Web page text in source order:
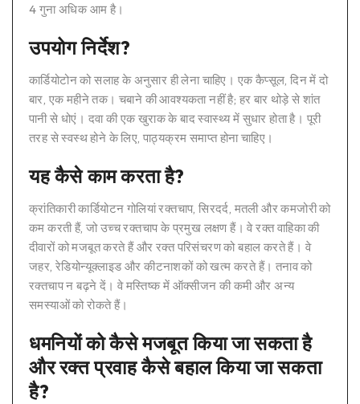
4 गुना अधिक आम है।
उपयोग निर्देश?
कार्डियोटोन को सलाह के अनुसार ही लेना चाहिए। एक कैप्सूल, दिन में दो
बार, एक महीने तक। चबाने की आवश्यकता नहीं है; हर बार थोड़े से शांत
पानी से धोएं। दवा की एक खुराक के बाद स्वास्थ्य में सुधार होता है। पूरी
तरह से स्वस्थ होने के लिए, पाठ्यक्रम समाप्त होना चाहिए।
यह कैसे काम करता है?
क्रांतिकारी कार्डियोटन गोलियां रक्तचाप, सिरदर्द, मतली और कमजोरी को
कम करती हैं, जो उच्च रक्तचाप के प्रमुख लक्षण हैं। वे रक्त वाहिका की
दीवारों को मजबूत करते हैं और रक्त परिसंचरण को बहाल करते हैं। वे
जहर, रेडियोन्यूक्लाइड और कीटनाशकों को खत्म करते हैं। तनाव को
रक्तचाप न बढ़ने दें। वे मस्तिष्क में ऑक्सीजन की कमी और अन्य
समस्याओं को रोकते हैं।
धमनियों को कैसे मजबूत किया जा सकता है
और रक्त प्रवाह कैसे बहाल किया जा सकता
है?